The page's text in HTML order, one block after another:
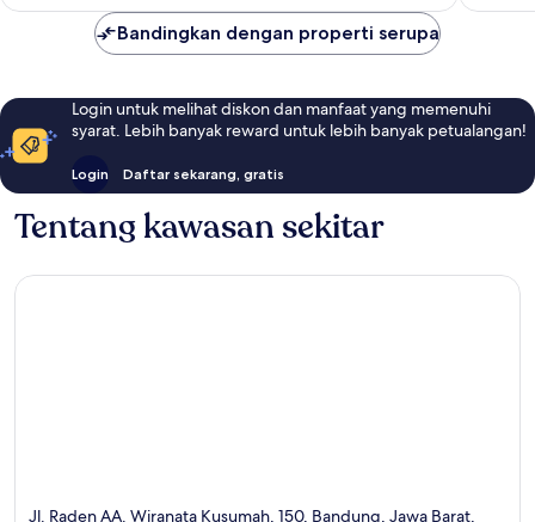
Bandingkan dengan properti serupa
Login untuk melihat diskon dan manfaat yang memenuhi
syarat. Lebih banyak reward untuk lebih banyak petualangan!
Login Daftar sekarang, gratis
Tentang kawasan sekitar
Jl. Raden AA. Wiranata Kusumah, 150, Bandung, Jawa Barat,